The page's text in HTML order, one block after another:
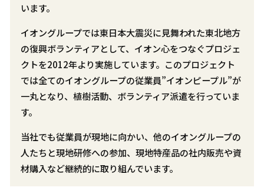
います。
イオングループでは東日本大震災に見舞われた東北地方
の復興ボランティアとして、イオン心をつなぐプロジェ
クトを2012年より実施しています。このプロジェクト
では全てのイオングループの従業員”イオンピープル”が
一丸となり、植樹活動、ボランティア派遣を行っていま
す。
当社でも従業員が現地に向かい、他のイオングループの
人たちと現地研修への参加、現地特産品の社内販売や資
材購入など継続的に取り組んでいます。